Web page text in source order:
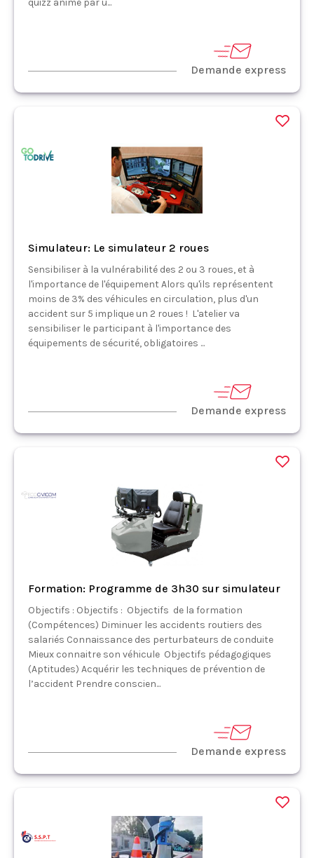
quizz animé par u...
Demande express
Simulateur: Le simulateur 2 roues
Sensibiliser à la vulnérabilité des 2 ou 3 roues, et à
l'importance de l'équipement Alors qu'ils représentent
moins de 3% des véhicules en circulation, plus d'un
accident sur 5 implique un 2 roues ! L'atelier va
sensibiliser le participant à l'importance des
équipements de sécurité, obligatoires ...
Demande express
Formation: Programme de 3h30 sur simulateur
Objectifs : Objectifs : Objectifs de la formation
(Compétences) Diminuer les accidents routiers des
salariés Connaissance des perturbateurs de conduite
Mieux connaitre son véhicule Objectifs pédagogiques
(Aptitudes) Acquérir les techniques de prévention de
l’accident Prendre conscien...
Demande express